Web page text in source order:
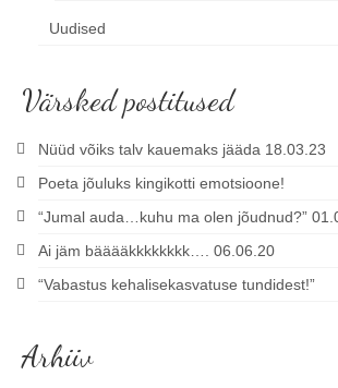
Uudised
Värsked postitused
Nüüd võiks talv kauemaks jääda 18.03.23
Poeta jõuluks kingikotti emotsioone!
“Jumal auda…kuhu ma olen jõudnud?”
Ai jäm bääääkkkkkkkk…. 06.06.20
“Vabastus kehalisekasvatuse tundidest!”
Arhiiv